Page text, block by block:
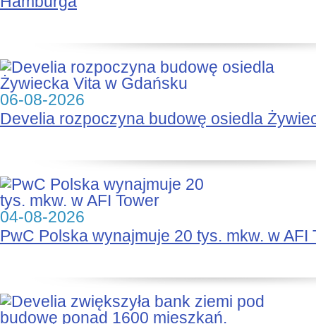
06-08-2026
Develia rozpoczyna budowę osiedla
04-08-2026
PwC Polska wynajmuje 20 tys. mkw. w AFI